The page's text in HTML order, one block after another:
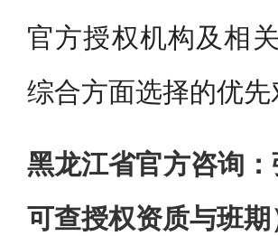
官方授权机构及相
综合方面选择的优先
黑龙江省官方咨询：
可查授权资质与班期